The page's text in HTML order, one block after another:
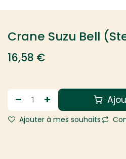
Crane Suzu Bell
16,58 €
Ajouter à mes souhaits